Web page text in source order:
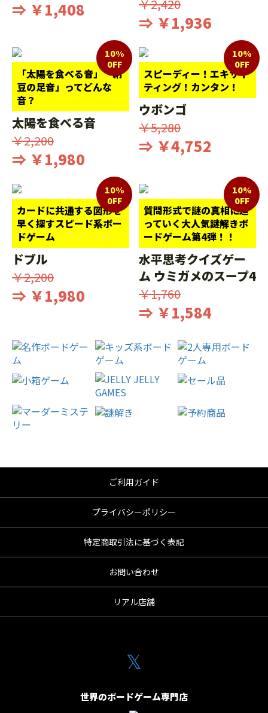
⇒ ￥1,408
￥2,420
⇒ ￥1,936
「太陽を食べる音」「納
豆の足音」ってどんな
音？
10%
0FF
太陽を食べる音
￥2,200
⇒ ￥1,980
スピーディー！エキサイ
ティング！カンタン！
10%
0FF
ウボンゴ
￥5,280
⇒ ￥4,752
カードに共通する図形を
早く探すスピード系ボー
ドゲーム
10%
0FF
ドブル
￥2,200
⇒ ￥1,980
質問形式で謎の真相に迫
っていく大人気謎解きボ
ードゲーム第4弾！！
10%
0FF
水平思考クイズゲー
ム ウミガメのスープ4
￥1,760
⇒ ￥1,584
ご利用ガイド
プライバシーポリシー
特定商取引法に基づく表記
お問い合わせ
リアル店舗
𝕏
世界のボードゲーム専門店